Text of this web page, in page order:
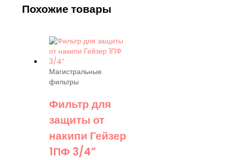
Похожие товары
Магистральные
фильтры
Фильтр для
защиты от
накипи Гейзер
1ПФ 3/4”